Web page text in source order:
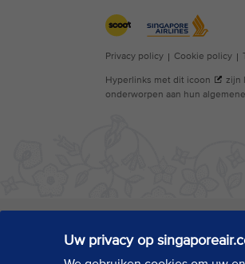
Uw privacy op